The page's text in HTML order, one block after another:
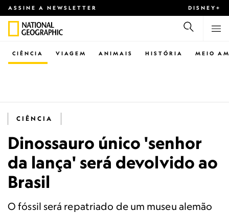
ASSINE A NEWSLETTER DISNEY+
CIÊNCIA VIAGEM ANIMAIS HISTÓRIA MEIO
CIÊNCIA
Dinossauro único 'senhor
da lança' será devolvido ao
Brasil
O fóssil será repatriado de um museu alemão